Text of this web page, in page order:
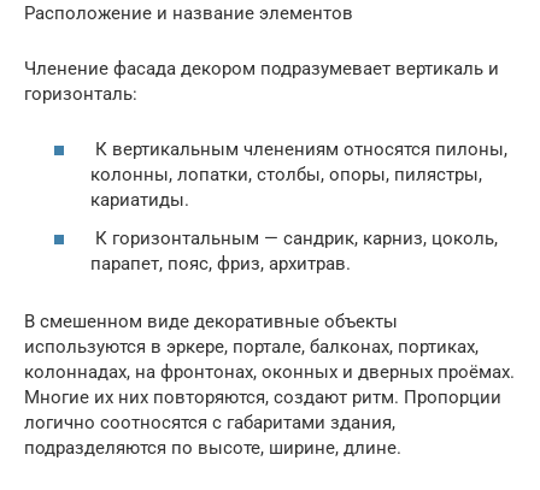
Расположение и название элементов
Членение фасада декором подразумевает вертикаль и
горизонталь:
К вертикальным членениям относятся пилоны,
колонны, лопатки, столбы, опоры, пилястры,
кариатиды.
К горизонтальным — сандрик, карниз, цоколь,
парапет, пояс, фриз, архитрав.
В смешенном виде декоративные объекты
используются в эркере, портале, балконах, портиках,
колоннадах, на фронтонах, оконных и дверных проёмах.
Многие их них повторяются, создают ритм. Пропорции
логично соотносятся с габаритами здания,
подразделяются по высоте, ширине, длине.